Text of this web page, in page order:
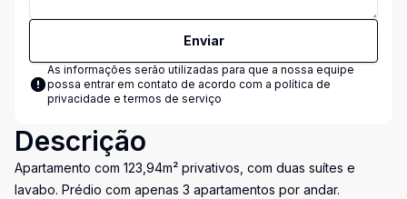
Enviar
As informações serão utilizadas para que a nossa equipe
possa entrar em contato de acordo com a política de
privacidade e termos de serviço
Descrição
Apartamento com 123,94m² privativos, com duas suítes e
lavabo. Prédio com apenas 3 apartamentos por andar.